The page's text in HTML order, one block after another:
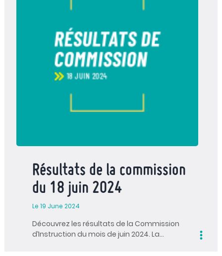
Résultats de la commission
du 18 juin 2024
Le 19 June 2024
Découvrez les résultats de la Commission
d’Instruction du mois de juin 2024. La…